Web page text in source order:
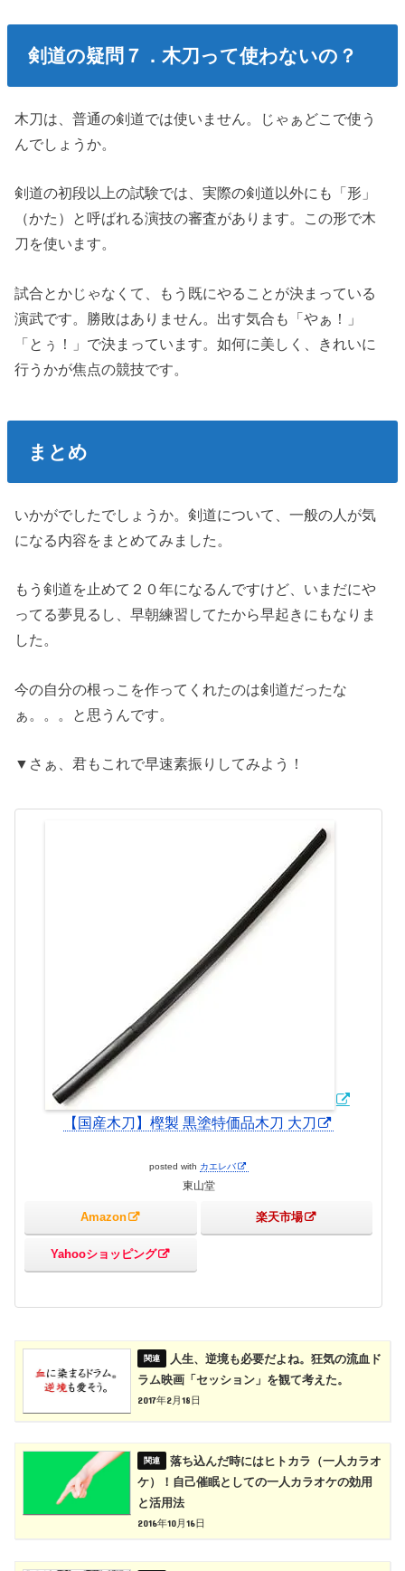
剣道の疑問７．木刀って使わないの？
木刀は、普通の剣道では使いません。じゃぁどこで使う
んでしょうか。
剣道の初段以上の試験では、実際の剣道以外にも「形」
（かた）と呼ばれる演技の審査があります。この形で木
刀を使います。
試合とかじゃなくて、もう既にやることが決まっている
演武です。勝敗はありません。出す気合も「やぁ！」
「とぅ！」で決まっています。如何に美しく、きれいに
行うかが焦点の競技です。
まとめ
いかがでしたでしょうか。剣道について、一般の人が気
になる内容をまとめてみました。
もう剣道を止めて２０年になるんですけど、いまだにや
ってる夢見るし、早朝練習してたから早起きにもなりま
した。
今の自分の根っこを作ってくれたのは剣道だったな
ぁ。。。と思うんです。
▼さぁ、君もこれで早速素振りしてみよう！
【国産木刀】樫製 黒塗特価品木刀 大刀
posted with カエレバ
東山堂
Amazon 楽天市場
Yahooショッピング
人生、逆境も必要だよね。狂気の流血ド
ラム映画「セッション」を観て考えた。
2017年2月18日
落ち込んだ時にはヒトカラ（一人カラオ
ケ）！自己催眠としての一人カラオケの効用
と活用法
2016年10月16日